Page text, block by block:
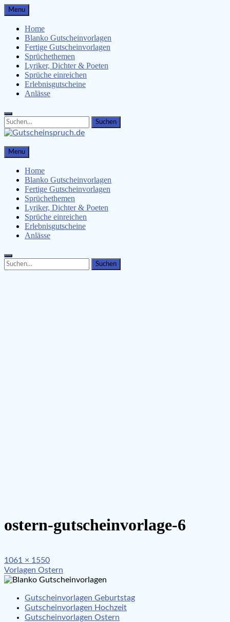
Skip
to
content
Menu
Home
Blanko Gutscheinvorlagen
Fertige Gutscheinvorlagen
Sprüchethemen
Lyriker, Dichter & Poeten
Sprüche einreichen
Erlebnisgutscheine
Anlässe
Search
for:
Search
Gutscheinspruch.de
Gutscheinsprüche & Gutscheinvorlagen finden
Menu
Home
Blanko Gutscheinvorlagen
Fertige Gutscheinvorlagen
Sprüchethemen
Lyriker, Dichter & Poeten
Sprüche einreichen
Erlebnisgutscheine
Anlässe
Search
for:
Search
ostern-gutscheinvorlage-6
Full
size
1061 × 1550
Beitragsnavigation
Vorlagen Ostern
Gutscheinvorlagen Geburtstag
Gutscheinvorlagen Hochzeit
Gutscheinvorlagen Ostern